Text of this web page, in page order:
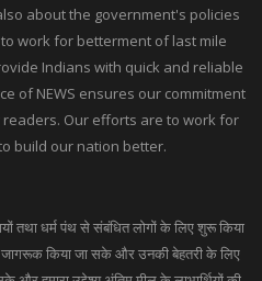
about the government's policies
work for betterment of last mile
Indians with quick and reliable
of NEWS ensures our commitment
Our efforts are to work for
build our nation better.
तथा धर्म पंथ से संबंधित लोगों के लिए शुरू किया
जागरूक किया जा सके और उनकी बेहतरी के लिए